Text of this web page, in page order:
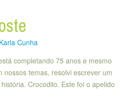
Karla Cunha
completando 75 anos e mesmo
nossos temas, resolvi escrever um
Crocodilo. Este foi o apelido